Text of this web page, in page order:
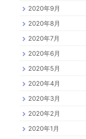
2020年9月
2020年8月
2020年7月
2020年6月
2020年5月
2020年4月
2020年3月
2020年2月
2020年1月